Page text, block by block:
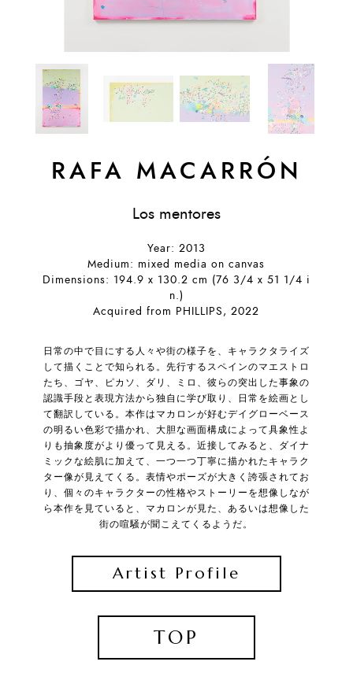
RAFA MACARRÓN
Los mentores
Year: 2013
Medium: mixed media on canvas
Dimensions: 194.9 x 130.2 cm (76 3/4 x 51 1/4 i
n.)
Acquired from PHILLIPS, 2022
日常の中で目にする人々や街の様子を、キャラクタライズ
して描くことで知られる。先行するスペインのマエストロ
たち、ゴヤ、ピカソ、ダリ、ミロ、彼らの突出した事象の
認識手段と表現方法から独自に学び取り、日常を絵画とし
て翻訳している。本作はマカロンが好むデイグローベース
の明るい色彩で描かれ、大胆な画面構成によって具象性よ
りも抽象度がより優って見える。近接してみると、ダイナ
ミックな絵肌に加えて、一つ一つ丁寧に描かれたキャラク
ター像が見えてくる。表情やポーズが大きく誇張されてお
り、個々のキャラクターの性格やストーリーを想像しなが
ら本作を見ていると、マカロンが見た、あるいは想像した
街の喧騒が聞こえてくるようだ。
Artist Profile
TOP